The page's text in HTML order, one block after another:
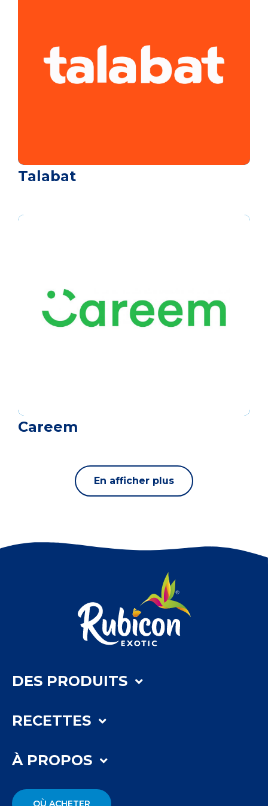
Talabat
Careem
En afficher plus
DES PRODUITS
RECETTES
À PROPOS
OÙ ACHETER